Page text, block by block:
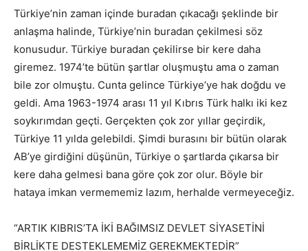
Türkiye’nin zaman içinde buradan çıkacağı şeklinde bir
anlaşma halinde, Türkiye’nin buradan çekilmesi söz
konusudur. Türkiye buradan çekilirse bir kere daha
giremez. 1974’te bütün şartlar oluşmuştu ama o zaman
bile zor olmuştu. Cunta gelince Türkiye’ye hak doğdu ve
geldi. Ama 1963-1974 arası 11 yıl Kıbrıs Türk halkı iki kez
soykırımdan geçti. Gerçekten çok zor yıllar geçirdik,
Türkiye 11 yılda gelebildi. Şimdi burasını bir bütün olarak
AB’ye girdiğini düşünün, Türkiye o şartlarda çıkarsa bir
kere daha gelmesi bana göre çok zor olur. Böyle bir
hataya imkan vermememiz lazım, herhalde vermeyeceğiz.
“ARTIK KIBRIS’TA İKİ BAĞIMSIZ DEVLET SİYASETİNİ
BİRLİKTE DESTEKLEMEMİZ GEREKMEKTEDİR”